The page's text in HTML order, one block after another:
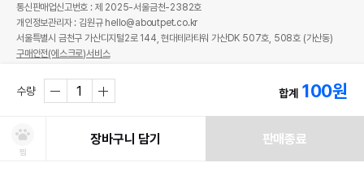
수량 합계 100원
찜
장바구니 담기 판매종료
통신판매업신고번호 : 제 2025-서울금천-2382호
개인정보관리자 : 김원규 hello@aboutpet.co.kr
서울특별시 금천구 가산디지털2로 144, 현대테라타워 가산DK 507호, 508호 (가산동)
구매안전(에스크로)서비스